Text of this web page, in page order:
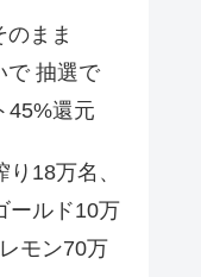
まま
で 抽選で
45%還元
18万名、
ールド10万
モン70万